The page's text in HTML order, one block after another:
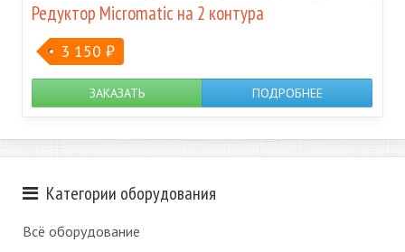
Редуктор Micromatic на 2 контура
3 150 ₽
ЗАКАЗАТЬ ПОДРОБНЕЕ
Категории оборудования
Всё оборудование